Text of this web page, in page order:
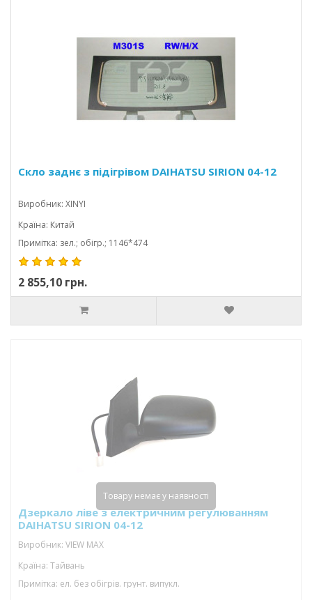
Скло заднє з підігрівом DAIHATSU SIRION 04-12
Виробник: XINYI
Країна: Китай
Примітка: зел.; обігр.; 1146*474
2 855,10 грн.
Дзеркало ліве з електричним регулюванням
DAIHATSU SIRION 04-12
Виробник: VIEW MAX
Країна: Тайвань
Примітка: ел. без обігрів. грунт. випукл.
Товару немає у наявності